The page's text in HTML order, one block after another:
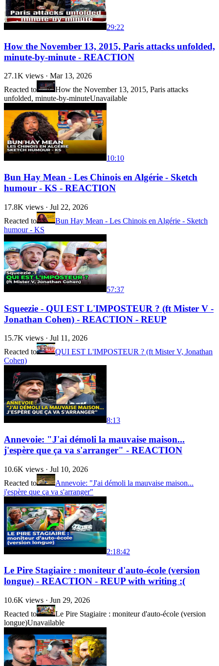
29:22
How the November 13, 2015, Paris attacks unfolded,
minute-by-minute - REACTION
27.1K views · Mar 13, 2026
Reacted to
How the November 13, 2015, Paris attacks
unfolded, minute-by-minuteUnavailable
10:10
Bun Hay Mean - Les Chinois en Algérie - Sketch
humour - KS - REACTION
17.8K views · Jul 22, 2026
Reacted to
Bun Hay Mean - Les Chinois en Algérie - Sketch
humour - KS
57:37
Squeezie - QUI EST L'IMPOSTEUR ? (ft Mister V -
Jonathan Cohen) - REACTION - REUP
15.7K views · Jul 11, 2026
Reacted to
QUI EST L'IMPOSTEUR ? (ft Mister V, Jonathan
Cohen)
8:13
Annevoie: "J'ai démoli la mauvaise maison...
j'espère que ça va s'arranger" - REACTION
10.6K views · Jul 10, 2026
Reacted to
Annevoie: "J'ai démoli la mauvaise maison...
j'espère que ça va s'arranger"
2:18:42
Le Pire Stagiaire : moniteur d'auto-école (version
longue) - REACTION - REUP with writing :(
10.6K views · Jun 29, 2026
Reacted to
Le Pire Stagiaire : moniteur d'auto-école (version
longue)Unavailable